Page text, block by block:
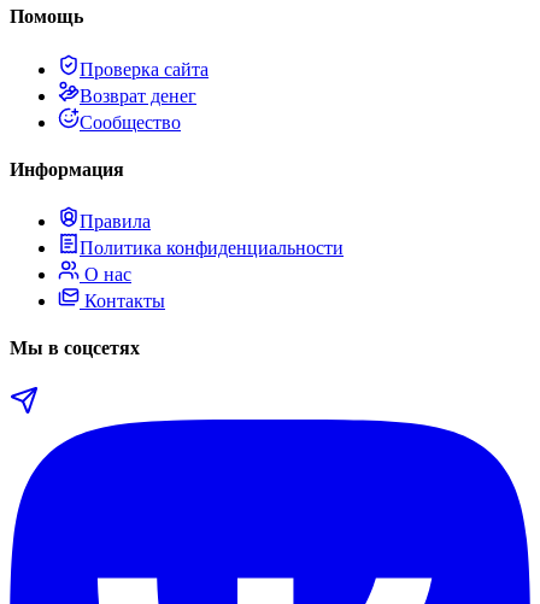
Помощь
Проверка сайта
Возврат денег
Сообщество
Информация
Правила
Политика конфиденциальности
О нас
Контакты
Мы в соцсетях